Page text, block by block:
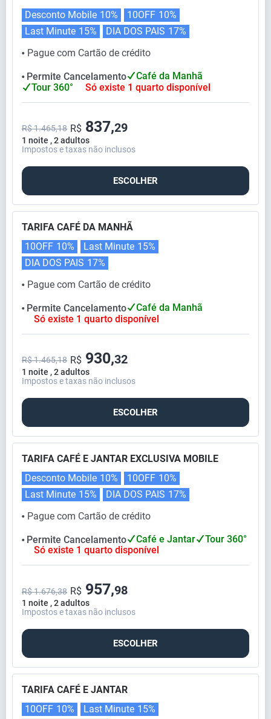
⬤ Pague com Cartão de crédito
Desconto Mobile 10% 10OFF 10%
Last Minute 15% DIA DOS PAIS 17%
⬤ Permite Cancelamento
Café da Manhã
Tour 360°
Só existe 1 quarto disponível
1 noite , 2 adultos
R$ 1.465,18 R$ 837,29
Impostos e taxas não inclusos
ESCOLHER
TARIFA CAFÉ DA MANHÃ
⬤ Pague com Cartão de crédito
10OFF 10% Last Minute 15%
DIA DOS PAIS 17%
⬤ Permite Cancelamento
Café da Manhã
Só existe 1 quarto disponível
1 noite , 2 adultos
R$ 1.465,18 R$ 930,32
Impostos e taxas não inclusos
ESCOLHER
TARIFA CAFÉ E JANTAR EXCLUSIVA MOBILE
⬤ Pague com Cartão de crédito
Desconto Mobile 10% 10OFF 10%
Last Minute 15% DIA DOS PAIS 17%
⬤ Permite Cancelamento Café e Jantar
Tour 360°
Só existe 1 quarto disponível
1 noite , 2 adultos
R$ 1.676,38 R$ 957,98
Impostos e taxas não inclusos
ESCOLHER
TARIFA CAFÉ E JANTAR
10OFF 10% Last Minute 15%